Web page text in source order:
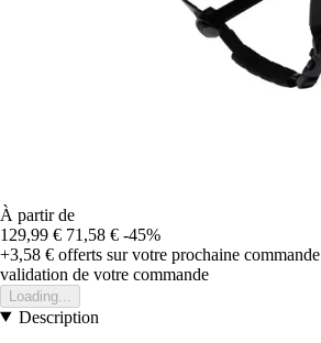
À partir de
129,99 € 71,58 € -45%
+3,58 € offerts sur votre prochaine commande
validation de votre commande
Loading...
Description